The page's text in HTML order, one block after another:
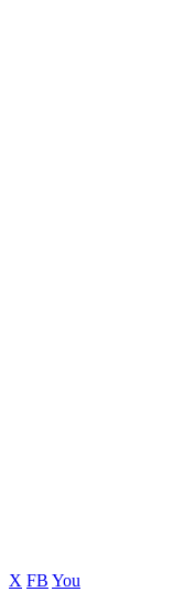
Х FB You